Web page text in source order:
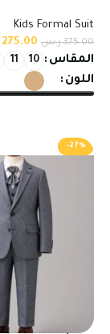
للمناسبات
Kids Formal Suit
375.00 ر.س 275.00
المقاس 10
11
اللون
-27%